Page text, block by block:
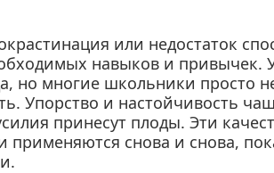
или недостаток
навыков и привычек.
но многие школьники просто
Упорство и настойчивость
принесут плоды. Эти
применяются снова и снова,